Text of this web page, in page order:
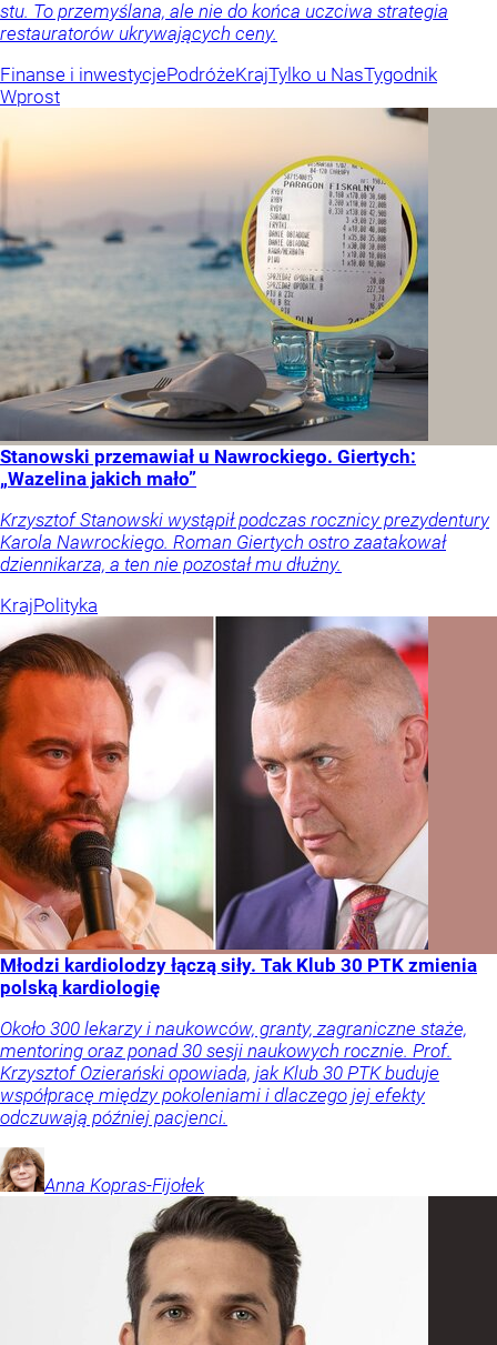
stu. To przemyślana, ale nie do końca uczciwa strategia
restauratorów ukrywających ceny.
Finanse i inwestycjePodróżeKrajTylko u NasTygodnik
Wprost
Stanowski przemawiał u Nawrockiego. Giertych:
„Wazelina jakich mało”
Krzysztof Stanowski wystąpił podczas rocznicy prezydentury
Karola Nawrockiego. Roman Giertych ostro zaatakował
dziennikarza, a ten nie pozostał mu dłużny.
KrajPolityka
Młodzi kardiolodzy łączą siły. Tak Klub 30 PTK zmienia
polską kardiologię
Około 300 lekarzy i naukowców, granty, zagraniczne staże,
mentoring oraz ponad 30 sesji naukowych rocznie. Prof.
Krzysztof Ozierański opowiada, jak Klub 30 PTK buduje
współpracę między pokoleniami i dlaczego jej efekty
odczuwają później pacjenci.
Anna Kopras-Fijołek